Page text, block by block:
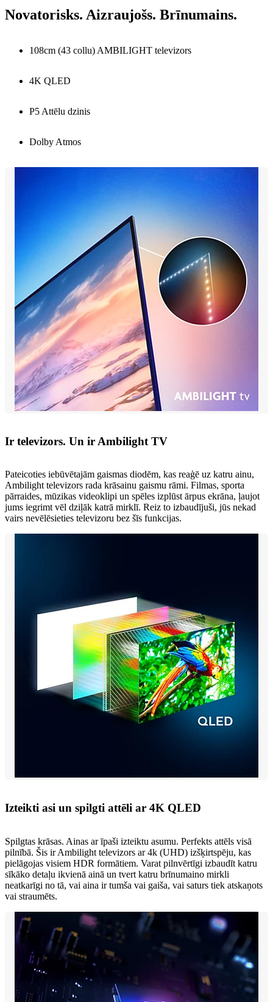
Novatorisks. Aizraujošs. Brīnumains.
108cm (43 collu) AMBILIGHT televizors
4K QLED
P5 Attēlu dzinis
Dolby Atmos
Ir televizors. Un ir Ambilight TV
Pateicoties iebūvētajām gaismas diodēm, kas reaģē uz katru ainu,
Ambilight televizors rada krāsainu gaismu rāmi. Filmas, sporta
pārraides, mūzikas videoklipi un spēles izplūst ārpus ekrāna, ļaujot
jums iegrimt vēl dziļāk katrā mirklī. Reiz to izbaudījuši, jūs nekad
vairs nevēlēsieties televizoru bez šīs funkcijas.
Izteikti asi un spilgti attēli ar 4K QLED
Spilgtas krāsas. Ainas ar īpaši izteiktu asumu. Perfekts attēls visā
pilnībā. Šis ir Ambilight televizors ar 4k (UHD) izšķirtspēju, kas
pielāgojas visiem HDR formātiem. Varat pilnvērtīgi izbaudīt katru
sīkāko detaļu ikvienā ainā un tvert katru brīnumaino mirkli
neatkarīgi no tā, vai aina ir tumša vai gaiša, vai saturs tiek atskaņots
vai straumēts.